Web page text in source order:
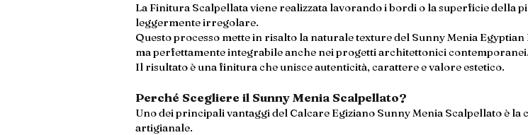
La Finitura Scalpellata viene realizzata lavorando i bordi o la superficie della
leggermente irregolare.
Questo processo mette in risalto la naturale texture del Sunny Menia
ma perfettamente integrabile anche nei progetti architettonici contemporanei.
Il risultato è una finitura che unisce autenticità, carattere e valore estetico.
Perché Scegliere il Sunny Menia Scalpellato?
Uno dei principali vantaggi del Calcare Egiziano Sunny Menia Scalpellato è
artigianale.